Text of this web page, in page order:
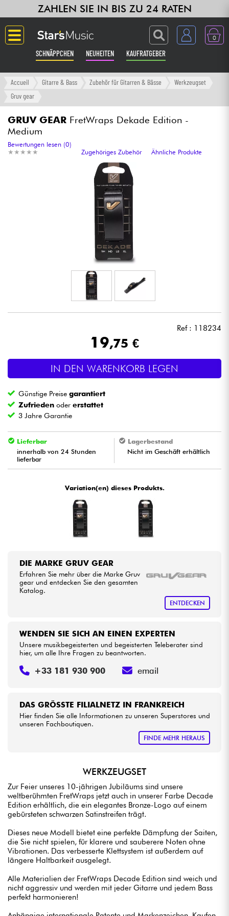
ZAHLEN SIE IN BIS ZU 24 RATEN
0
SCHNÄPPCHEN NEUHEITEN KAUFRATGEBER
Langue
Verstärker & Effekte
Klaviere & Piano
Synths & samplers
Drums
Blasinstrumente
Kinder
Sehen Sie sich unsere Marken an
Accueil Gitarre & Bass Zubehör für Gitarren & Bässe
Werkzeugset
Gruv gear
GRUV GEAR FretWraps Dekade Edition -
Medium
★ ★ ★ ★ ★
★ ★ ★ ★ ★
Bewertungen lesen (0)
Zugehöriges Zubehör
Ähnliche Produkte
Ref : 118234
19,75 €
IN DEN WARENKORB LEGEN
Günstige Preisegarantiert
Zufrieden odererstattet
3 Jahre Garantie
Lieferbar
innerhalb von 24 Stunden
lieferbar
Lagerbestand
Nicht im Geschäft erhältlich
Variation(en) dieses Produkts.
DIE MARKE GRUV GEAR
Erfahren Sie mehr über die Marke Gruv
gear und entdecken Sie den gesamten
Katalog.
ENTDECKEN
DAS GRÖSSTE FILIALNETZ IN FRANKREICH
Hier finden Sie alle Informationen zu unseren Superstores und
unseren Fachboutiquen.
FINDE MEHR HERAUS
WENDEN SIE SICH AN EINEN EXPERTEN
Unsere musikbegeisterten und begeisterten Teleberater sind
hier, um alle Ihre Fragen zu beantworten.
+33 181 930 900 email
WERKZEUGSET
Zur Feier unseres 10-jährigen Jubiläums sind unsere
weltberühmten FretWraps jetzt auch in unserer Farbe Decade
Edition erhältlich, die ein elegantes Bronze-Logo auf einem
gebürsteten schwarzen Satinstreifen trägt.
Dieses neue Modell bietet eine perfekte Dämpfung der Saiten,
die Sie nicht spielen, für klarere und sauberere Noten ohne
Vibrationen. Das verbesserte Klettsystem ist außerdem auf
längere Haltbarkeit ausgelegt.
Alle Materialien der FretWraps Decade Edition sind weich und
nicht aggressiv und werden mit jeder Gitarre und jedem Bass
perfekt harmonieren!